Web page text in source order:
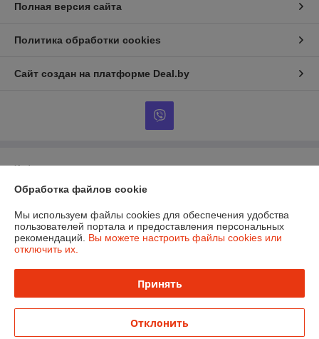
Полная версия сайта
Политика обработки cookies
Сайт создан на платформе Deal.by
Информация для покупателя
Юридическое лицо:Общество с ограниченной ответственностью «Эко
РБ, 220005, г. Минск, ул. Гикало 20а
Регистрационный номер ЕГР: 193572982
Регистрационный орган: Минский горисполком
Местонахождение книги жалоб и предложений: г. Минск, Фроликова 11
Обработка файлов cookie
Мы используем файлы cookies для обеспечения удобства
пользователей портала и предоставления персональных
рекомендаций. Вы можете настроить файлы cookies или
отключить их.
Принять
Отклонить